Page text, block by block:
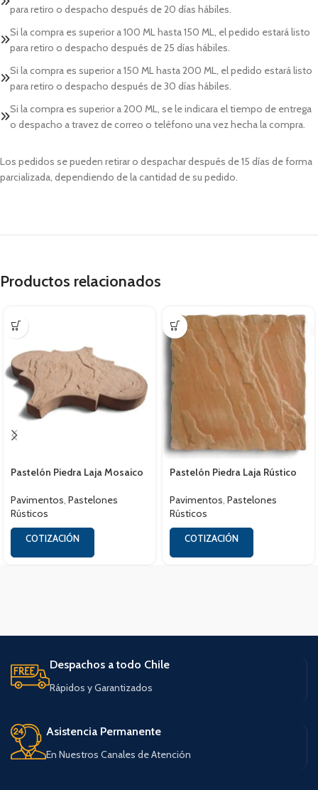
para retiro o despacho después de 20 días hábiles.
Si la compra es superior a 100 ML hasta 150 ML, el pedido estará listo
para retiro o despacho después de 25 días hábiles.
Si la compra es superior a 150 ML hasta 200 ML, el pedido estará listo
para retiro o despacho después de 30 días hábiles.
Si la compra es superior a 200 ML, se le indicara el tiempo de entrega
o despacho a travez de correo o teléfono una vez hecha la compra.
Los pedidos se pueden retirar o despachar después de 15 días de forma
parcializada, dependiendo de la cantidad de su pedido.
Productos relacionados
Pastelón Piedra Laja Mosaico
Pavimentos, Pastelones
Rústicos
COTIZACIÓN
Pastelón Piedra Laja Rústico
Pavimentos, Pastelones
Rústicos
COTIZACIÓN
Despachos a todo Chile
Rápidos y Garantizados
Asistencia Permanente
En Nuestros Canales de Atención